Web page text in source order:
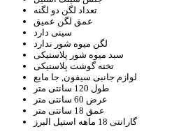
تعداد لگن دو لگنه
عمق لگن عمیق
سینی دارد
لگن میوه شور ندارد
سبد میوه شور پلاستیکی
تخته گوشت پلاستیکی
لوازم جانبی سیفون, جا مایع
طول 120 سانتی متر
عرض 60 سانتی متر
عمق 18 سانتی متر
گارانتی 18 ماهه استیل البرز